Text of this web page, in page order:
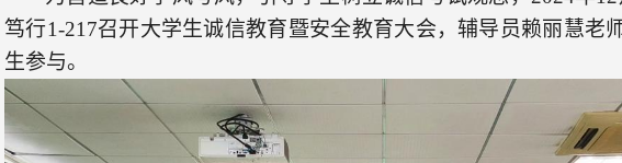
笃行1-217召开大学生诚信教育暨安全教育大会，辅导员赖丽慧老
生参与。